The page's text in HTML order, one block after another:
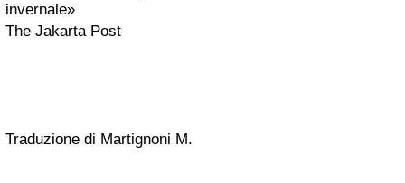
invernale»
The Jakarta Post
Traduzione di Martignoni M.